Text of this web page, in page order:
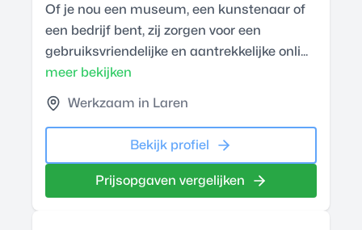
Of je nou een museum, een kunstenaar of
een bedrijf bent, zij zorgen voor een
gebruiksvriendelijke en aantrekkelijke onli...
meer bekijken
Werkzaam in Laren
Bekijk profiel
Prijsopgaven vergelijken